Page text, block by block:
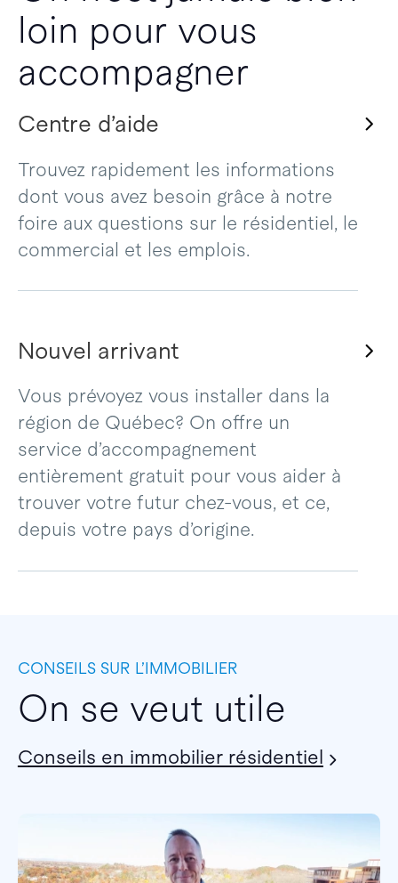
loin pour vous
accompagner
Centre d’aide
Trouvez rapidement les informations
dont vous avez besoin grâce à notre
foire aux questions sur le résidentiel, le
commercial et les emplois.
Nouvel arrivant
Vous prévoyez vous installer dans la
région de Québec? On offre un
service d’accompagnement
entièrement gratuit pour vous aider à
trouver votre futur chez-vous, et ce,
depuis votre pays d’origine.
CONSEILS SUR L’IMMOBILIER
On se veut utile
Conseils en immobilier résidentiel